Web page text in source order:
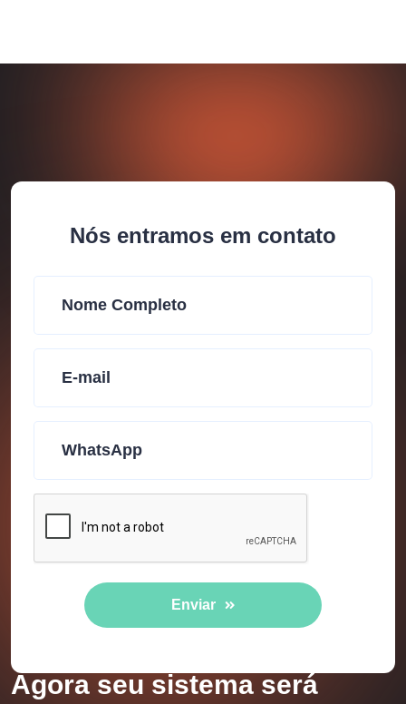
Nós entramos em contato
Enviar
Agora seu sistema será